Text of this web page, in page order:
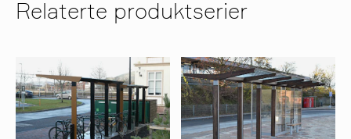
Relaterte produktserier